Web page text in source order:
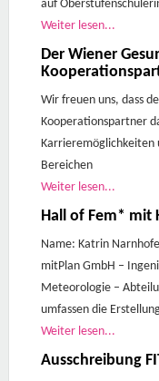
auf
Weiter lesen...
Der Wiener
Wir freuen uns, dass
Kooperationspartner
Karrieremöglichkeiten
Bereichen
Weiter lesen...
Hall of Fem* mit
Name: Katrin
mitPlan GmbH –
Meteorologie –
umfassen die
Weiter lesen...
Ausschreibung